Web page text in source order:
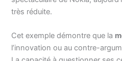
très réduite.
Cet exemple démontre que la
l’innovation ou au contre-